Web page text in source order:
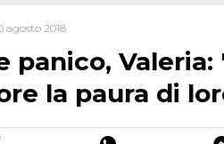
agosto 2018
panico,
la paura di